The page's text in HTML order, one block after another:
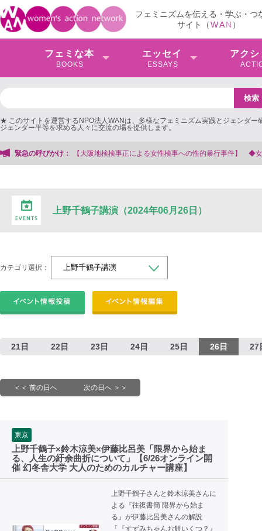
フェミニズムを伝える・学ぶ・つ
サイト（WAN ）
フェミな本
BOOKS
エッセイ
ESSAYS
アクシ
★ このサイトを運営するNPO法人WANは、多様なフェミニズム実践とジェンダー
ジェンダー平等を求める人々に交流の場を提供します。
緊急の呼びかけ：
事正による女性検事への性的暴行事件】 ◆女性検事を支援する会事務局
上野千鶴子講演（2024年06月26日）
カテゴリ選択：
21日 22日 23日 24日 25日 26日 27
＜＜ 前の日へ 次の日へ ＞＞
東京
上野千鶴子×鈴木涼美×伊藤比呂美「限界から始ま
る、人生の紆余曲折について」【6/26オンライン開
催 幻冬舎大学 大人のためのカルチャー講座】
上野千鶴子さんと鈴木涼美さんに
よる『往復書簡 限界から始ま
る』が伊藤比呂美さんの解説
「『すずみちゃんお餅いくつ？』